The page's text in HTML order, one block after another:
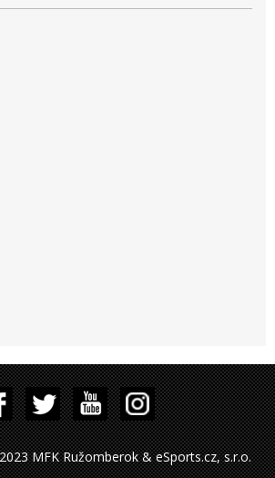
MFK Ružomberok & eSports.cz, s.r.o.